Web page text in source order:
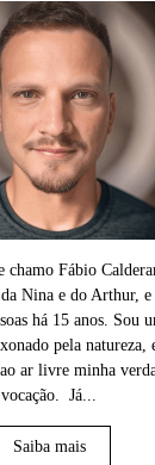
Fábio
Nina e do Arthur, e
há 15 anos. Sou
pela natureza,
ar livre minha
vocação. Já...
Saiba mais